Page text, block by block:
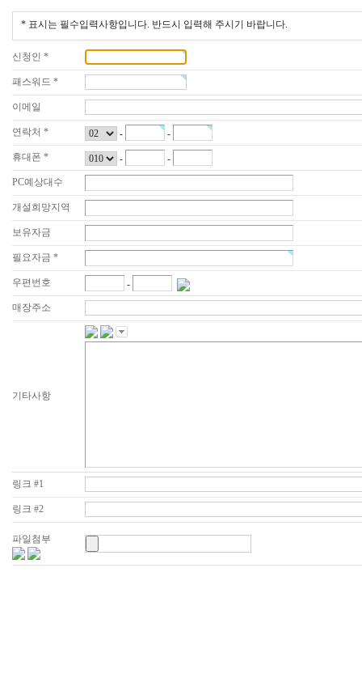
* 표시는 필수입력사항입니다. 반드시 입력해 주시기 바랍니다.
신청인 *
패스워드 *
이메일
연락처 * - -
휴대폰 * - -
PC예상대수
개설희망지역
보유자금
필요자금 *
우편번호 -
매장주소
기타사항
링크 #1
링크 #2
파일첨부